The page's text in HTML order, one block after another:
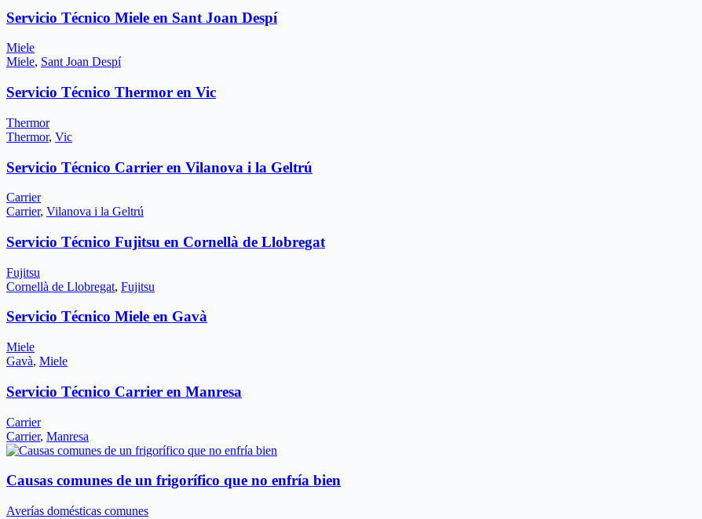
Servicio Técnico Miele en Sant Joan Despí
Miele
Miele, Sant Joan Despí
Servicio Técnico Thermor en Vic
Thermor
Thermor, Vic
Servicio Técnico Carrier en Vilanova i la Geltrú
Carrier
Carrier, Vilanova i la Geltrú
Servicio Técnico Fujitsu en Cornellà de Llobregat
Fujitsu
Cornellà de Llobregat, Fujitsu
Servicio Técnico Miele en Gavà
Miele
Gavà, Miele
Servicio Técnico Carrier en Manresa
Carrier
Carrier, Manresa
Causas comunes de un frigorífico que no enfría bien
Averías domésticas comunes